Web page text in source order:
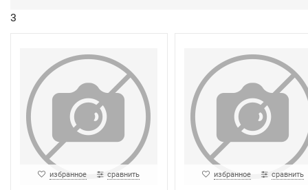
3
избранное сравнить избранное сравнить